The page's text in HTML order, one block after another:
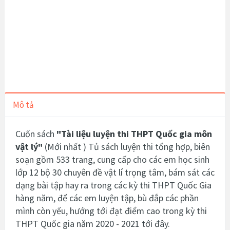
Mô tả
Cuốn sách "Tài liệu luyện thi THPT Quốc gia môn
vật lý" (Mới nhất ) Tủ sách luyện thi tổng hợp, biên
soạn gồm 533 trang, cung cấp cho các em học sinh
lớp 12 bộ 30 chuyên đề vật lí trọng tâm, bám sát các
dạng bài tập hay ra trong các kỳ thi THPT Quốc Gia
hàng năm, để các em luyện tập, bù đắp các phần
mình còn yếu, hướng tới đạt điểm cao trong kỳ thi
THPT Quốc gia năm 2020 - 2021 tới đây.